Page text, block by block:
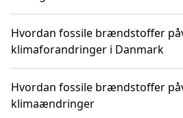
Hvordan fossile brændstoffer
klimaforandringer i Danmark
Hvordan fossile brændstoffer
klimaændringer